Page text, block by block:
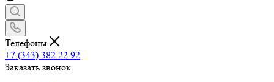
Телефоны
+7 (343) 382 22 92
Заказать звонок